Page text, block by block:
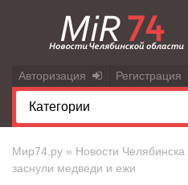
Авторизация Регистрация
Мир74.ру » Новости Челябинска
заснули медведи и ежи